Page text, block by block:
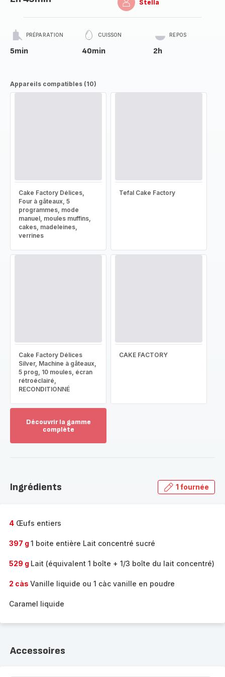
Stella
PRÉPARATION
5min
CUISSON
40min
REPOS
2h
Appareils compatibles (10)
Cake Factory Délices,
Four à gâteaux, 5
programmes, mode
manuel, moules muffins,
cakes, madeleines,
verrines
Tefal Cake Factory
Cake Factory Délices
Silver, Machine à gâteaux,
5 prog, 10 moules, écran
rétroéclairé,
RECONDITIONNÉ
CAKE FACTORY
Découvrir la gamme
complète
gamme
Ingrédients 1 fournée
4 Œufs entiers
397 g 1 boite entière Lait concentré sucré
529 g Lait (équivalent 1 boîte + 1/3 boîte du lait concentré)
2 càs Vanille liquide ou 1 càc vanille en poudre
Caramel liquide
Accessoires